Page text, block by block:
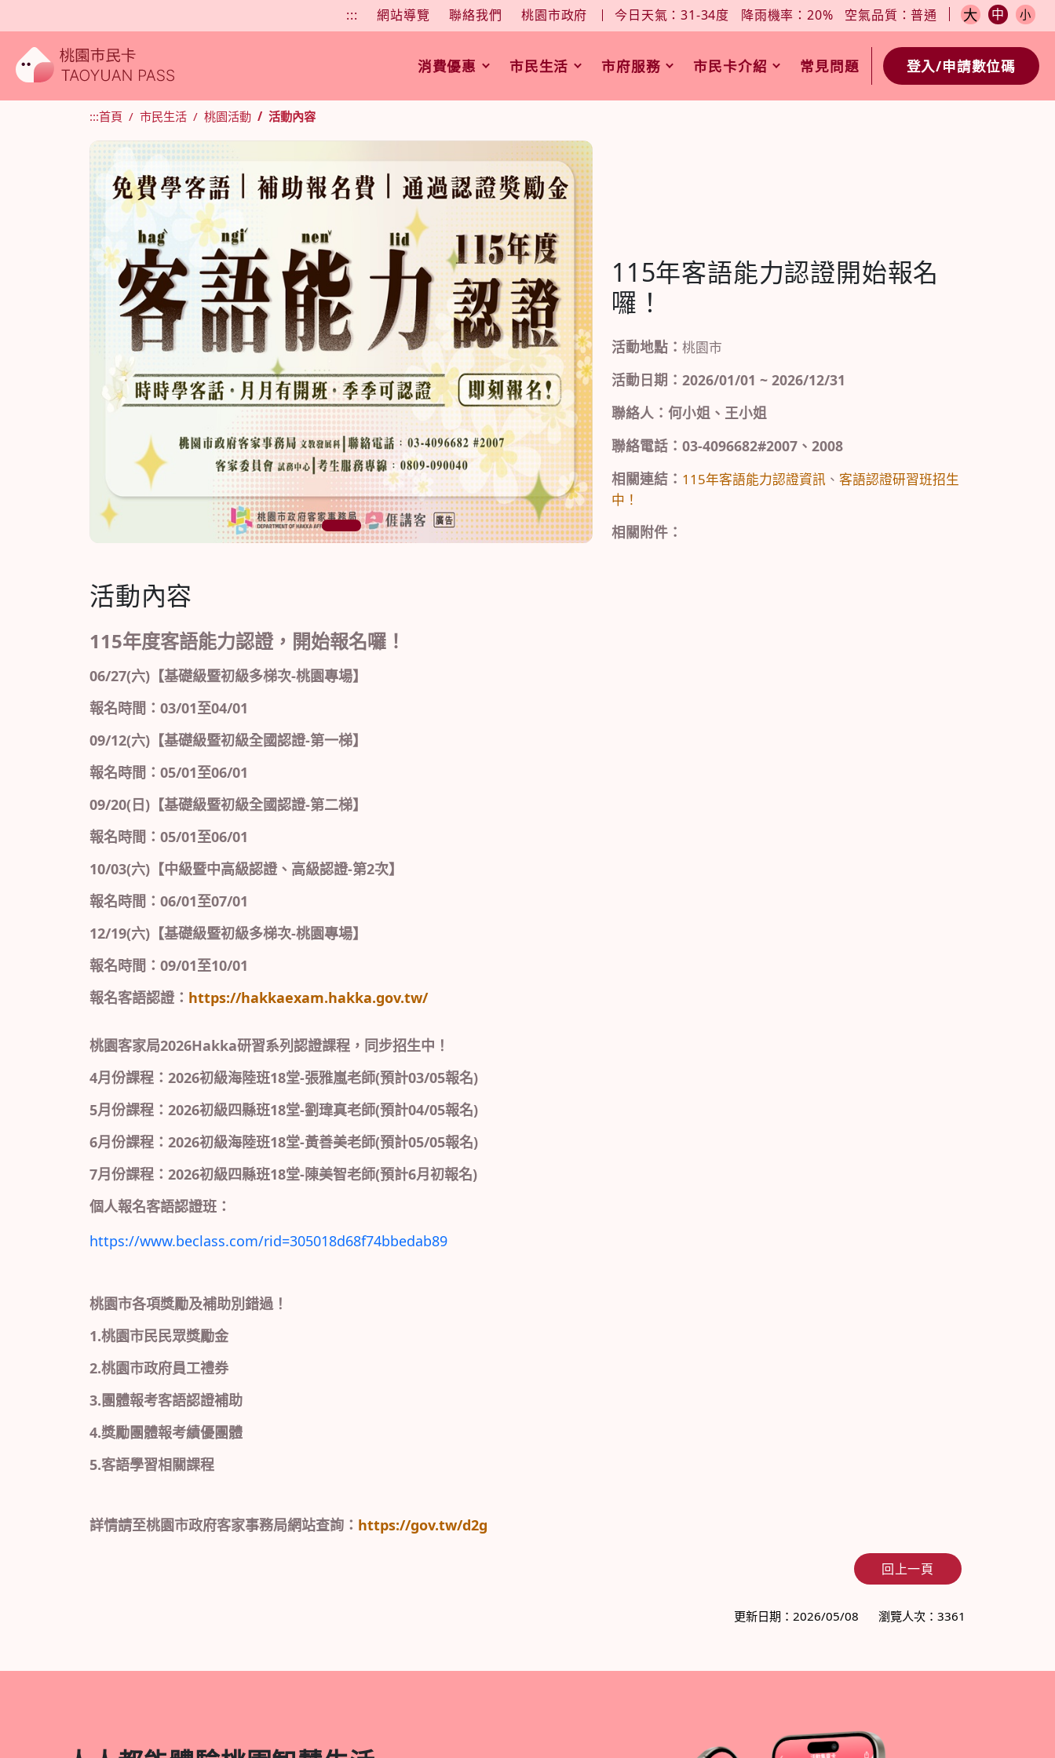
::: 網站導覽 聯絡我們 桃園市政府 今日天氣：31-34度 降雨機率：20% 空氣品質：普通 大 中 小
字型大小： 今日天氣：31-34度 降雨機率：20% 空氣品質：普通
消費優惠 市民生活 市府服務 市民卡介紹 常見問題 登入/申請數位碼
:::首頁 市民生活 桃園活動 活動內容
1
115年客語能力認證開始報名
囉！
活動地點： 桃園市
活動日期：2026/01/01 ~ 2026/12/31
聯絡人：何小姐、王小姐
聯絡電話：03-4096682#2007、2008
相關連結： 115年客語能力認證資訊 、 客語認證研習班招生
中！
相關附件：
活動內容
115年度客語能力認證，開始報名囉！
06/27(六)【基礎級暨初級多梯次-桃園專場】
報名時間：03/01至04/01
09/12(六)【基礎級暨初級全國認證-第一梯】
報名時間：05/01至06/01
09/20(日)【基礎級暨初級全國認證-第二梯】
報名時間：05/01至06/01
10/03(六)【中級暨中高級認證、高級認證-第2次】
報名時間：06/01至07/01
12/19(六)【基礎級暨初級多梯次-桃園專場】
報名時間：09/01至10/01
報名客語認證： https://hakkaexam.hakka.gov.tw/
桃園客家局2026Hakka研習系列認證課程，同步招生中！
4月份課程：2026初級海陸班18堂-張雅嵐老師(預計03/05報名)
5月份課程：2026初級四縣班18堂-劉瑋真老師(預計04/05報名)
6月份課程：2026初級海陸班18堂-黃善美老師(預計05/05報名)
7月份課程：2026初級四縣班18堂-陳美智老師(預計6月初報名)
個人報名客語認證班：
https://www.beclass.com/rid=305018d68f74bbedab89
桃園市各項獎勵及補助別錯過！
1.桃園市民民眾獎勵金
2.桃園市政府員工禮券
3.團體報考客語認證補助
4.獎勵團體報考績優團體
5.客語學習相關課程
詳情請至桃園市政府客家事務局網站查詢： https://gov.tw/d2g
回上一頁
更新日期：2026/05/08 瀏覽人次：3361